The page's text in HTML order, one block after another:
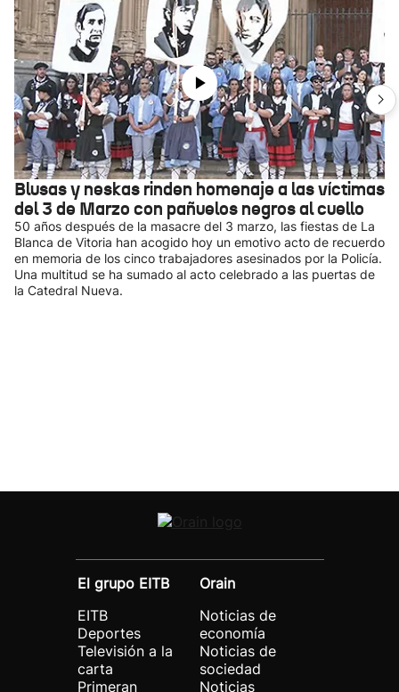
Blusas y neskas rinden homenaje a las víctimas
del 3 de Marzo con pañuelos negros al cuello
50 años después de la masacre del 3 marzo, las fiestas de La
Blanca de Vitoria han acogido hoy un emotivo acto de recuerdo
en memoria de los cinco trabajadores asesinados por la Policía.
Una multitud se ha sumado al acto celebrado a las puertas de
la Catedral Nueva.
El grupo EITB
EITB
Deportes
Televisión a la
carta
Primeran
Orain
Noticias de
economía
Noticias de
sociedad
Noticias